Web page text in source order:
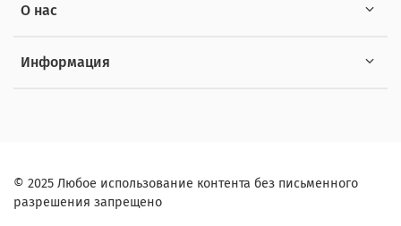
О нас
Информация
© 2025 Любое использование контента без письменного
разрешения запрещено